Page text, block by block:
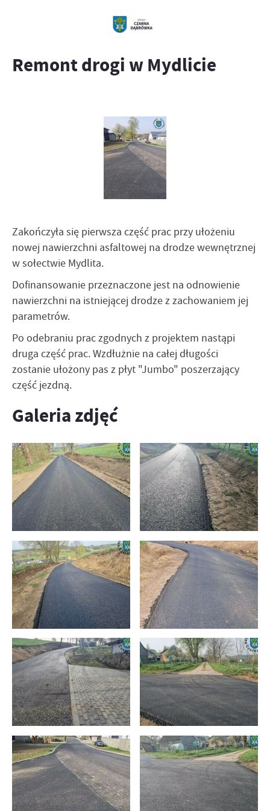
Remont drogi w Mydlicie
Zakończyła się pierwsza część prac przy ułożeniu
nowej nawierzchni asfaltowej na drodze wewnętrznej
w sołectwie Mydlita.
Dofinansowanie przeznaczone jest na odnowienie
nawierzchni na istniejącej drodze z zachowaniem jej
parametrów.
Po odebraniu prac zgodnych z projektem nastąpi
druga część prac. Wzdłużnie na całej długości
zostanie ułożony pas z płyt "Jumbo" poszerzający
część jezdną.
Galeria zdjęć